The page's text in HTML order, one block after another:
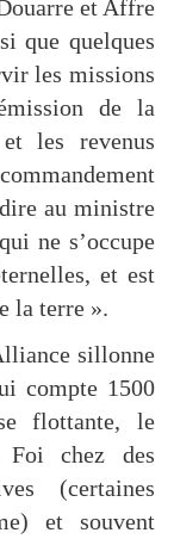
et Affre
que quelques
les missions
de la
les revenus
au ministre
ne s’occupe
et est
la terre ».
sillonne
compte 1500
flottante, le
Foi chez des
(certaines
et souvent